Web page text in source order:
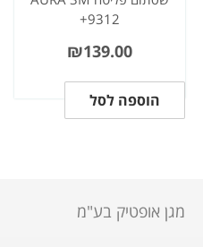
9312+
₪139.00
הוספה לסל
מגן אופטיק בע"מ